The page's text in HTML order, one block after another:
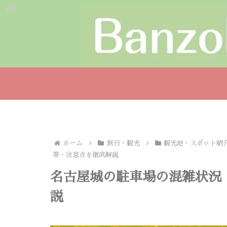
ホーム 旅行・観光
観光地・スポット紹
帯・注意点を徹底解説
名古屋城の駐車場の混雑状
説